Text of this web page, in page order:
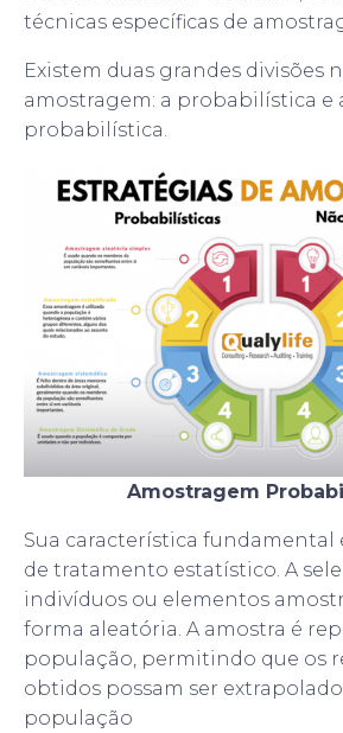
técnicas específicas de
Existem duas grandes divisões
amostragem: a probabilística e
probabilística.
Amostragem
Sua característica fundamental
de tratamento estatístico. A
indivíduos ou elementos
forma aleatória. A amostra é
população, permitindo que os
obtidos possam ser
população